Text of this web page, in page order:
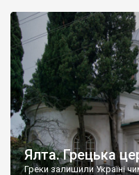
Ялта. Грецька
Греки залишили Україні